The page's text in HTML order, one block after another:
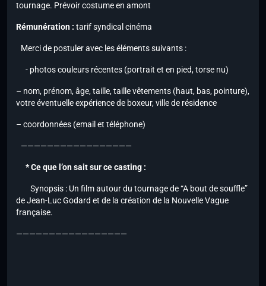
tournage. Prévoir costume en amont
Rémunération : tarif syndical cinéma
Merci de postuler avec les éléments suivants :
- photos couleurs récentes (portrait et en pied, torse nu)
– nom, prénom, âge, taille, taille vêtements (haut, bas, pointure),
votre éventuelle expérience de boxeur, ville de résidence
– coordonnées (email et téléphone)
—————————————————
* Ce que l’on sait sur ce casting :
Synopsis : Un film autour du tournage de “A bout de souffle”
de Jean-Luc Godard et de la création de la Nouvelle Vague
française.
—————————————————